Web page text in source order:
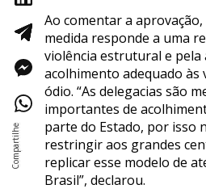
Ao comentar a
medida responde a uma
violência estrutural e pela
acolhimento adequado às
ódio. “As delegacias são
importantes de
parte do Estado, por isso
restringir aos grandes
replicar esse modelo de
Brasil”, declarou.